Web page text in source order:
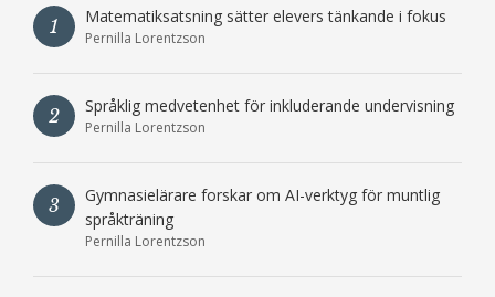
1 Matematiksatsning sätter elevers tänkande i fokus
Pernilla Lorentzson
2 Språklig medvetenhet för inkluderande undervisning
Pernilla Lorentzson
3
Gymnasielärare forskar om AI-verktyg för muntlig
språkträning
Pernilla Lorentzson